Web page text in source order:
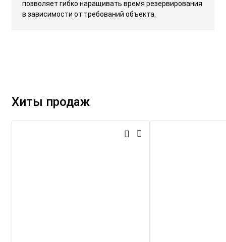
позволяет гибко наращивать время резервирования
в зависимости от требований объекта.
Хиты продаж